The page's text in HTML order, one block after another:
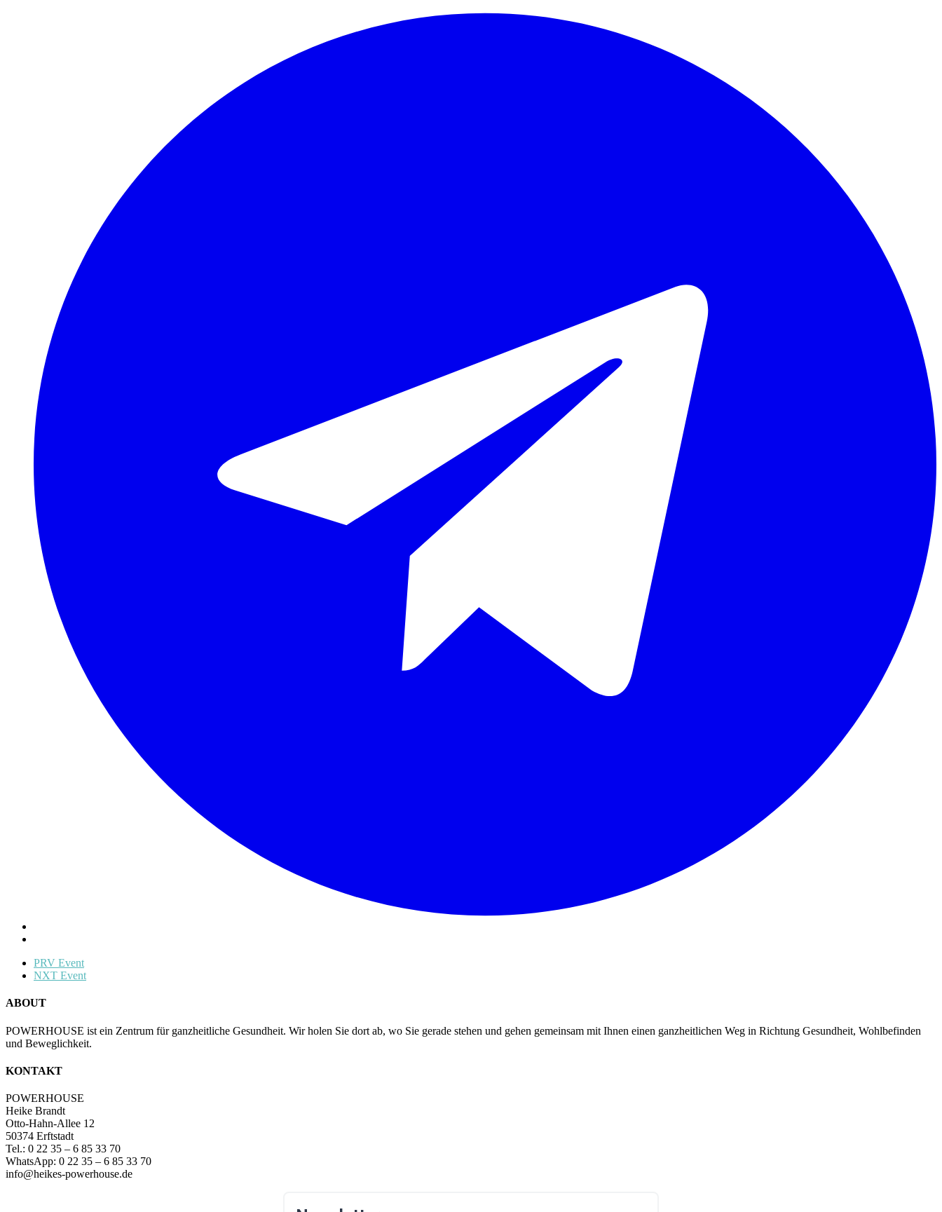
PRV Event
NXT Event
ABOUT
POWERHOUSE ist ein Zentrum für ganzheitliche Gesundheit. Wir holen Sie dort ab, wo Sie gerade stehen und gehen gemeinsam mit Ihnen einen ganzheitlichen Weg in Richtung Gesundheit, Wohlbefinden
und Beweglichkeit.
KONTAKT
POWERHOUSE
Heike Brandt
Otto-Hahn-Allee 12
50374 Erftstadt
Tel.: 0 22 35 – 6 85 33 70
WhatsApp: 0 22 35 – 6 85 33 70
info@heikes-powerhouse.de